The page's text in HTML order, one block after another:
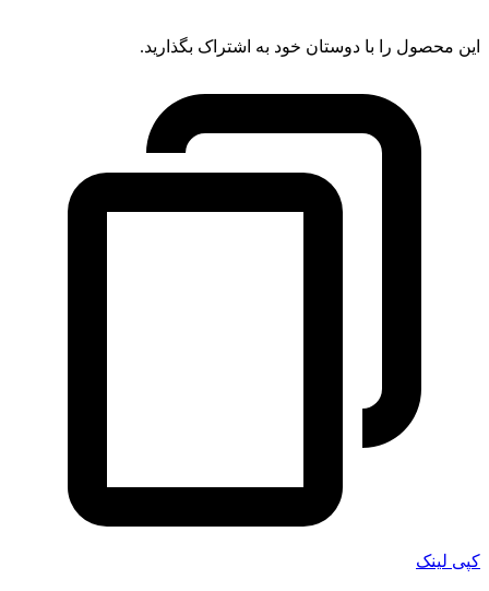
این محصول را با دوستان خود به اشتراک بگذارید.
کپی لینک